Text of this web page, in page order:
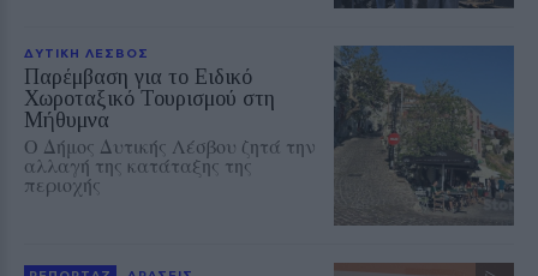
ΔΥΤΙΚΗ ΛΕΣΒΟΣ
Παρέμβαση για το Ειδικό
Χωροταξικό Τουρισμού στη
Μήθυμνα
Ο Δήμος Δυτικής Λέσβου ζητά την
αλλαγή της κατάταξης της
περιοχής